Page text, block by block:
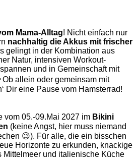
Mama-Alltag! Nicht einfach nur
nachhaltig die Akkus mit frischer
gelingt in der Kombination aus
Natur, intensiven Workout-
und in Gemeinschaft mit
Ob allein oder gemeinsam mit
Dir eine Pause vom Hamsterrad!
vom 05.-09.Mai 2027 im Bikini
(keine Angst, hier muss niemand
😉). Für alle, die ein bisschen
Horizonte zu erkunden, knackige
Mittelmeer und italienische Küche